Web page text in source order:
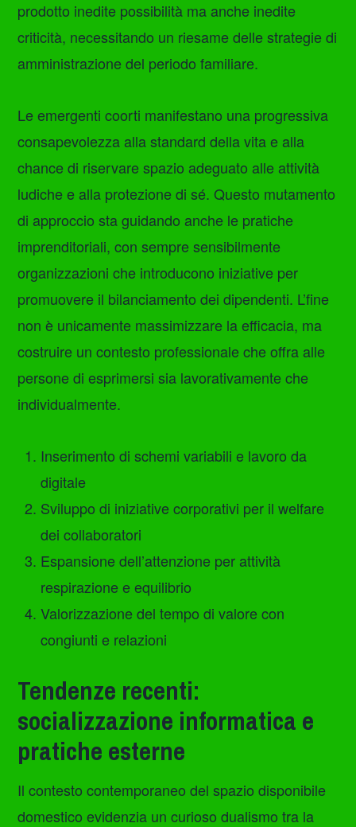
prodotto inedite possibilità ma anche inedite
criticità, necessitando un riesame delle strategie di
amministrazione del periodo familiare.
Le emergenti coorti manifestano una progressiva
consapevolezza alla standard della vita e alla
chance di riservare spazio adeguato alle attività
ludiche e alla protezione di sé. Questo mutamento
di approccio sta guidando anche le pratiche
imprenditoriali, con sempre sensibilmente
organizzazioni che introducono iniziative per
promuovere il bilanciamento dei dipendenti. L’fine
non è unicamente massimizzare la efficacia, ma
costruire un contesto professionale che offra alle
persone di esprimersi sia lavorativamente che
individualmente.
Inserimento di schemi variabili e lavoro da
digitale
Sviluppo di iniziative corporativi per il welfare
dei collaboratori
Espansione dell’attenzione per attività
respirazione e equilibrio
Valorizzazione del tempo di valore con
congiunti e relazioni
Tendenze recenti:
socializzazione informatica e
pratiche esterne
Il contesto contemporaneo del spazio disponibile
domestico evidenzia un curioso dualismo tra la